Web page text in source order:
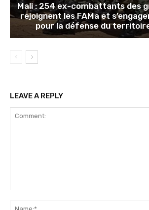
Mali : 254 ex-combattants des
rejoignent les FAMa et
pour la défense du
LEAVE A REPLY